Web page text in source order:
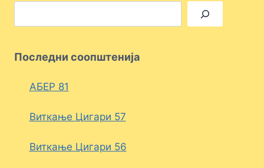
Последни соопштенија
АБЕР 81
Виткање Цигари 57
Виткање Цигари 56